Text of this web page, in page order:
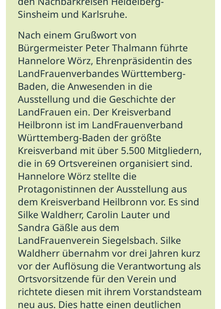
Sinsheim und Karlsruhe.
Nach einem Grußwort von
Bürgermeister Peter Thalmann führte
Hannelore Wörz, Ehrenpräsidentin des
LandFrauenverbandes Württemberg-
Baden, die Anwesenden in die
Ausstellung und die Geschichte der
LandFrauen ein. Der Kreisverband
Heilbronn ist im LandFrauenverband
Württemberg-Baden der größte
Kreisverband mit über 5.500 Mitgliedern,
die in 69 Ortsvereinen organisiert sind.
Hannelore Wörz stellte die
Protagonistinnen der Ausstellung aus
dem Kreisverband Heilbronn vor. Es sind
Silke Waldherr, Carolin Lauter und
Sandra Gäßle aus dem
LandFrauenverein Siegelsbach. Silke
Waldherr übernahm vor drei Jahren kurz
vor der Auflösung die Verantwortung als
Ortsvorsitzende für den Verein und
richtete diesen mit ihrem Vorstandsteam
neu aus. Dies hatte einen deutlichen